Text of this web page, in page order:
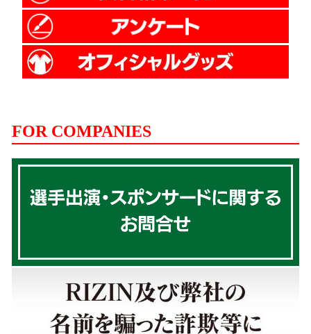
FOR COMPANIES